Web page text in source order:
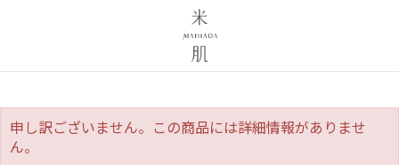
申し訳ございません。この商品には詳細情報がありませ
ん。